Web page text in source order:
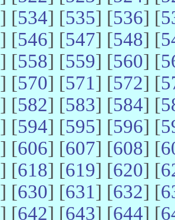
] [534] [535] [536] [
] [546] [547] [548] [
] [558] [559] [560] [
] [570] [571] [572] [
] [582] [583] [584] [
] [594] [595] [596] [
] [606] [607] [608] [
] [618] [619] [620] [
] [630] [631] [632] [
] [642] [643] [644] [